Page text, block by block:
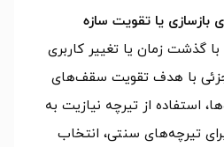
بازسازی یا تقویت سازه
با گذشت زمان یا تغییر کاربری
جزئی با هدف تقویت سقف‌های
استفاده از تیرچه نیازیت به
تیرچه‌های سنتی، انتخاب